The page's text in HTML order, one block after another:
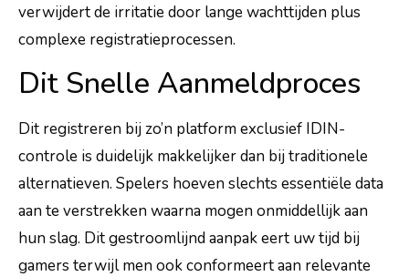
verwijdert de irritatie door lange wachttijden plus
complexe registratieprocessen.
Dit Snelle Aanmeldproces
Dit registreren bij zo’n platform exclusief IDIN-
controle is duidelijk makkelijker dan bij traditionele
alternatieven. Spelers hoeven slechts essentiële data
aan te verstrekken waarna mogen onmiddellijk aan
hun slag. Dit gestroomlijnd aanpak eert uw tijd bij
gamers terwijl men ook conformeert aan relevante